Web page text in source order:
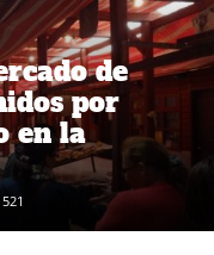
de
por
en la